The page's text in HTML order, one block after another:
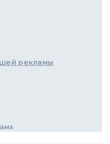
рекламы